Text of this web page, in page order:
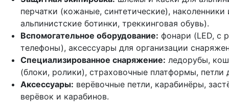
перчатки (кожаные, синтетические),
альпинистские ботинки, треккинговая обувь).
Вспомогательное оборудование: фонари (LED, с
телефоны), аксессуары для организации
Специализированное снаряжение: ледорубы,
(блоки, ролики), страховочные платформы, петли
Аксессуары: верёвочные петли, карабинёры,
верёвок и карабинов.